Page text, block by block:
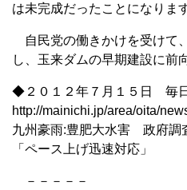
は未完成だったことになります
自民党の働きかけを受けて
し、玉来ダムの早期建設に前
◆２０１２年７月１５日 毎
http://mainichi.jp/area/oita/
九州豪雨:豊肥大水害 政府調
「ペース上げ迅速対応」
－－－－－